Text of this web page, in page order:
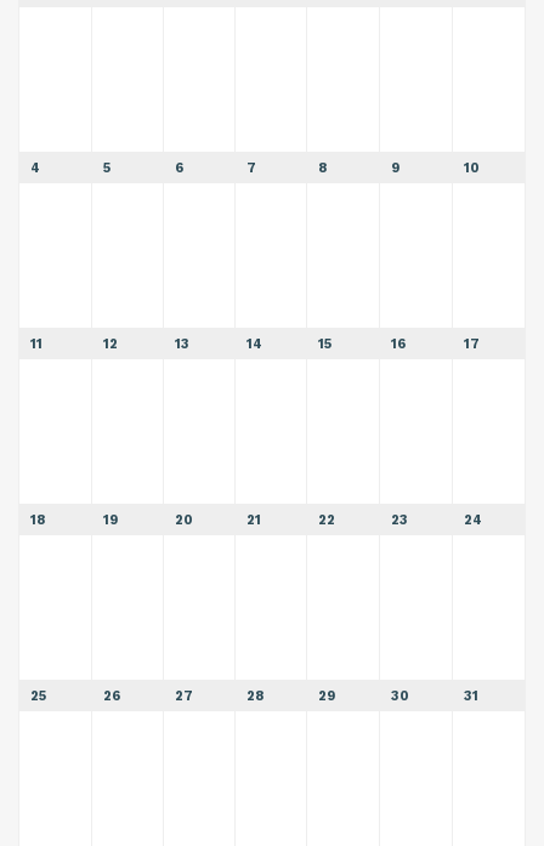
4 5 6 7 8 9 10
11 12 13 14 15 16 17
18 19 20 21 22 23 24
25 26 27 28 29 30 31